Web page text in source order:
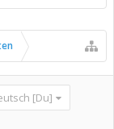
[Du]